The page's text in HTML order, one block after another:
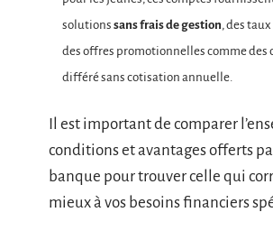
solutions sans frais de gestion, des
des offres promotionnelles comme des
différé sans cotisation annuelle.
Il est important de comparer
conditions et avantages offerts
banque pour trouver celle qui
mieux à vos besoins financiers